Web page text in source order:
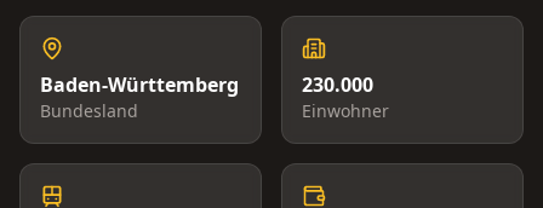
Baden-Württemberg
Bundesland
230.000
Einwohner